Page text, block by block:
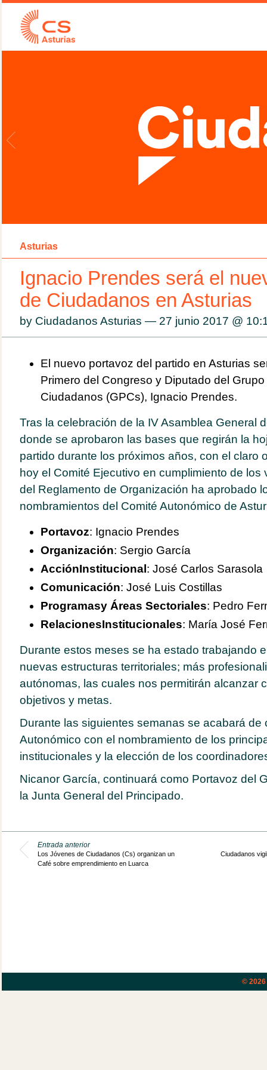
Asturias
Ignacio Prendes será el
de Ciudadanos en Asturias
by Ciudadanos Asturias — 27 junio 2017 @
El nuevo portavoz del partido en Asturias
Primero del Congreso y Diputado del
Ciudadanos (GPCs), Ignacio Prendes.
Tras la celebración de la IV Asamblea General
donde se aprobaron las bases que regirán la
partido durante los próximos años, con el claro
hoy el Comité Ejecutivo en cumplimiento de los
del Reglamento de Organización ha aprobado
nombramientos del Comité Autonómico de
Portavoz: Ignacio Prendes
Organización: Sergio García
AcciónInstitucional : José Carlos Sarasola
Comunicación: José Luis Costillas
Programasy Áreas Sectoriales: Pedro
RelacionesInstitucionales: María José
Durante estos meses se ha estado trabajando
nuevas estructuras territoriales; más
autónomas, las cuales nos permitirán alcanzar
objetivos y metas.
Durante las siguientes semanas se acabará de
Autonómico con el nombramiento de los
institucionales y la elección de los
Nicanor García, continuará como Portavoz del
la Junta General del Principado.
Entrada anterior
Los Jóvenes de Ciudadanos (Cs) organizan un
Café sobre emprendimiento en Luarca
Ciudadanos
© 2026